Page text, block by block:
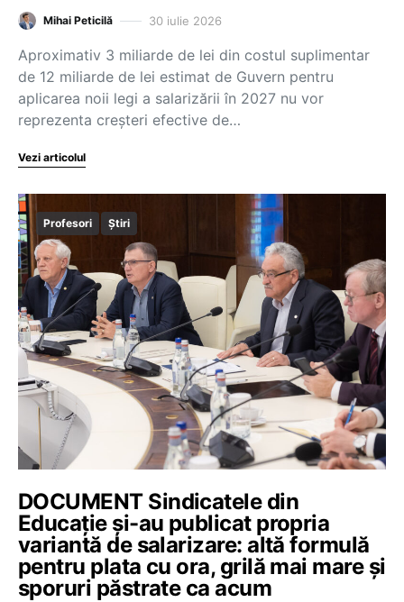
Mihai Peticilă 30 iulie 2026
Aproximativ 3 miliarde de lei din costul suplimentar
de 12 miliarde de lei estimat de Guvern pentru
aplicarea noii legi a salarizării în 2027 nu vor
reprezenta creșteri efective de…
Vezi articolul
Profesori Știri
DOCUMENT Sindicatele din
Educație și-au publicat propria
variantă de salarizare: altă formulă
pentru plata cu ora, grilă mai mare și
sporuri păstrate ca acum